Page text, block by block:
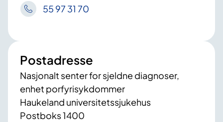
55 97 31 70
Postadresse
Nasjonalt senter for sjeldne diagnoser,
enhet porfyrisykdommer
Haukeland universitetssjukehus
Postboks 1400